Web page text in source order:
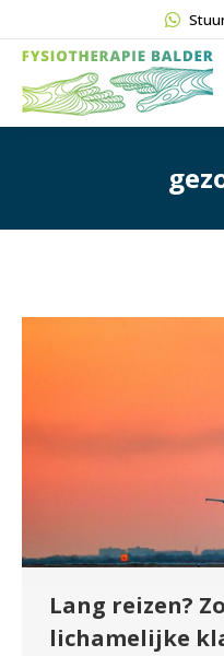
Lang reizen?
lichamelijke